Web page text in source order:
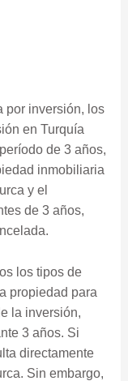
por inversión, los
en Turquía
de 3 años,
inmobiliaria
y el
de 3 años,
los tipos de
propiedad para
la inversión,
3 años. Si
directamente
Sin embargo,